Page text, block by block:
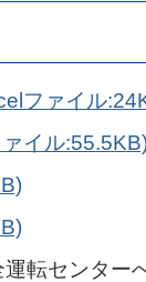
ファイル
イル
転センター